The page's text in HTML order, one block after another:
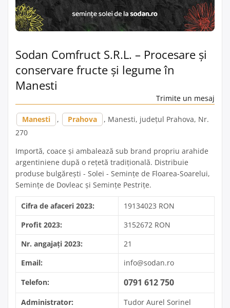
Sodan Comfruct S.R.L. – Procesare și
conservare fructe și legume în
Manesti
Trimite un mesaj
Manesti , Prahova
, Manesti, județul Prahova, Nr.
270
Importă, coace și ambalează sub brand propriu arahide
argentiniene după o rețetă tradițională. Distribuie
produse bulgărești - Solei - Semințe de Floarea-Soarelui,
Semințe de Dovleac și Semințe Pestrițe.
Cifra de afaceri 2023:
19134023 RON
Profit 2023:
3152672 RON
Nr. angajați 2023:
21
Email:
info@sodan.ro
Telefon:
0791 612 750
Administrator: Tudor Aurel Sorinel